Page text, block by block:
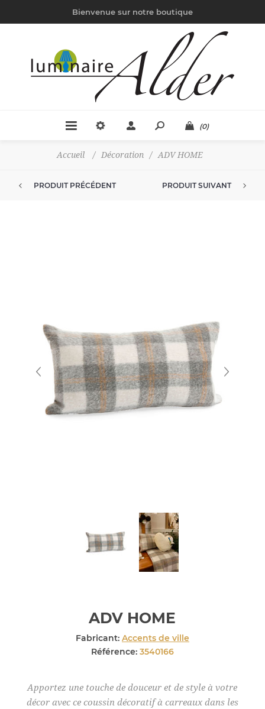
Bienvenue sur notre boutique
(0)
Accueil / Décoration / ADV HOME
PRODUIT PRÉCÉDENT PRODUIT SUIVANT
ADV HOME
Fabricant: Accents de ville
Référence: 3540166
Apportez une touche de douceur et de style à votre
décor avec ce coussin décoratif à carreaux dans les